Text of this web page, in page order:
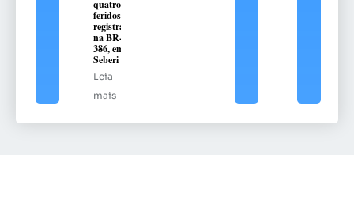
quatro
feridos é
registrado
na BR-
386, em
Seberi
Leia
mais